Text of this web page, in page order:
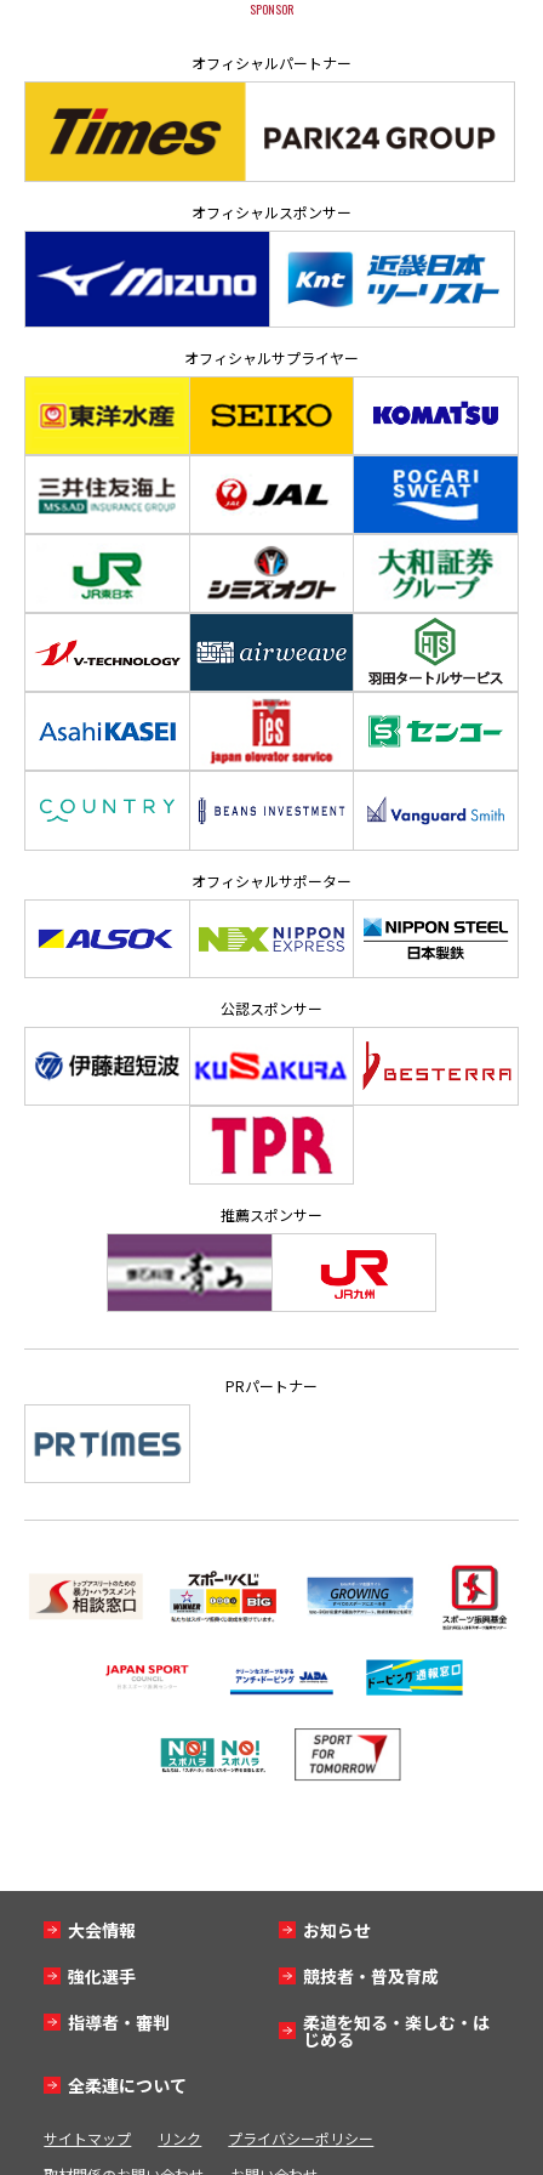
SPONSOR
オフィシャルパートナー
オフィシャルスポンサー
オフィシャルサプライヤー
オフィシャルサポーター
公認スポンサー
推薦スポンサー
PRパートナー
大会情報
お知らせ
強化選手
競技者・普及育成
指導者・審判
柔道を知る・楽しむ・は
じめる
全柔連について
サイトマップ リンク
プライバシーポリシー